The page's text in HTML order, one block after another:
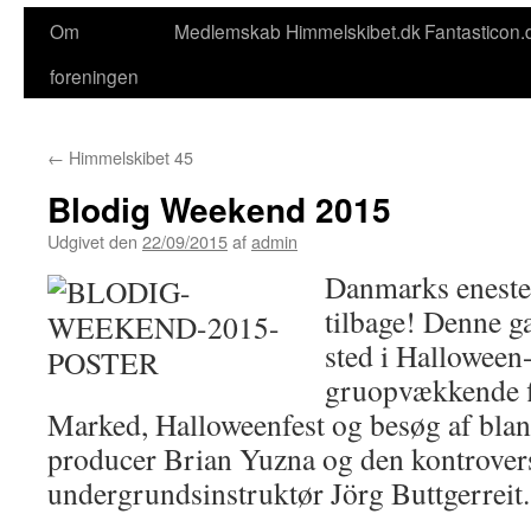
Om
foreningen
Medlemskab Himmelskibet.dk
← Himmelskibet 45
Blodig Weekend 2015
Udgivet den 22/09/2015afadmin
Danmarks
tilbage! Denne
sted i
Marked, Halloweenfest og besøg af
producer Brian Yuzna og den
undergrundsinstruktør Jörg Buttgerreit.